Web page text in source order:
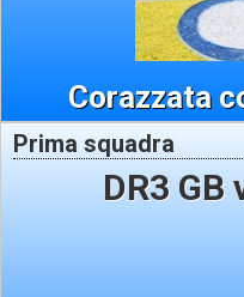
Corazzata
Prima squadra
DR3 GB